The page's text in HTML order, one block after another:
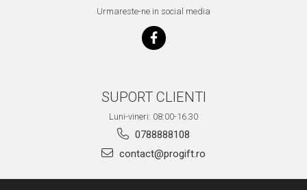
Urmareste-ne in social media
SUPORT CLIENTI
Luni-vineri: 08:00-16.30
0788888108
contact@progift.ro